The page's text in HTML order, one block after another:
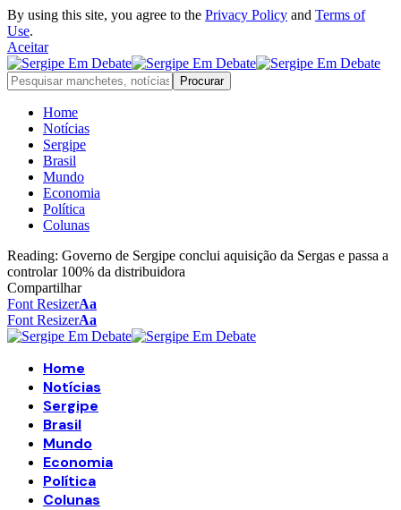
By using this site, you agree to the Privacy Policy and Terms of
Use.
Aceitar
Home
Notícias
Sergipe
Brasil
Mundo
Economia
Política
Colunas
Reading: Governo de Sergipe conclui aquisição da Sergas e passa a
controlar 100% da distribuidora
Compartilhar
Font ResizerAa
Font ResizerAa
Home
Notícias
Sergipe
Brasil
Mundo
Economia
Política
Colunas